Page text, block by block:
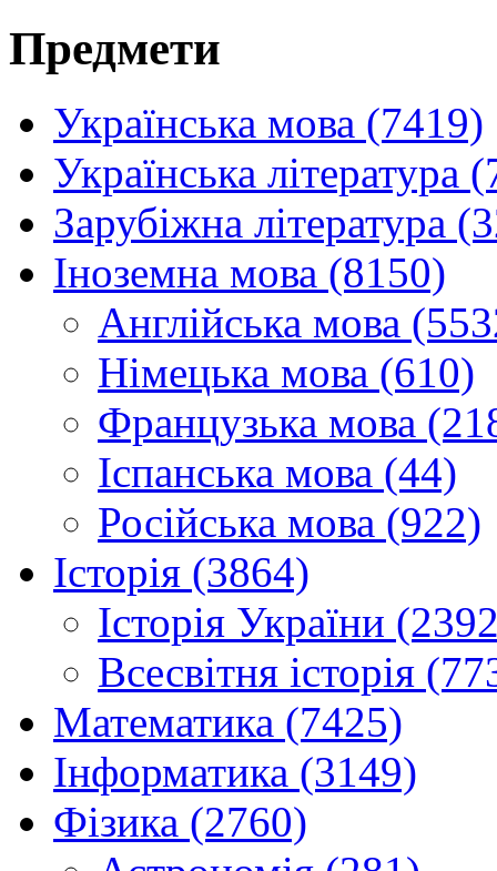
Предмети
Українська мова (7419)
Українська література
Зарубіжна література
Іноземна мова (8150)
Англійська мова
Німецька мова (610)
Французька мова
Іспанська мова (44)
Російська мова (922)
Історія (3864)
Історія України
Всесвітня історія
Математика (7425)
Інформатика (3149)
Фізика (2760)